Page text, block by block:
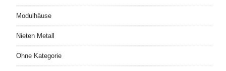
Modulhäuse
Nieten Metall
Ohne Kategorie